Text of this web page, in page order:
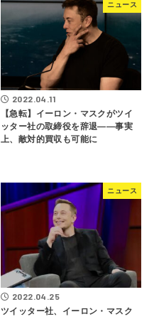
ニュース
2022.04.11
【急転】イーロン・マスクがツイ
ッター社の取締役を辞退――事実
上、敵対的買収も可能に
ニュース
2022.04.25
ツイッター社、イーロン・マスク